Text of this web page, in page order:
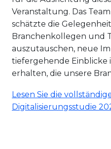
Veranstaltung. Das
schätzte die
Branchenkollegen und
auszutauschen, neue
tiefergehende Einblicke
erhalten, die unsere
Lesen Sie die
Digitalisierungsstudie